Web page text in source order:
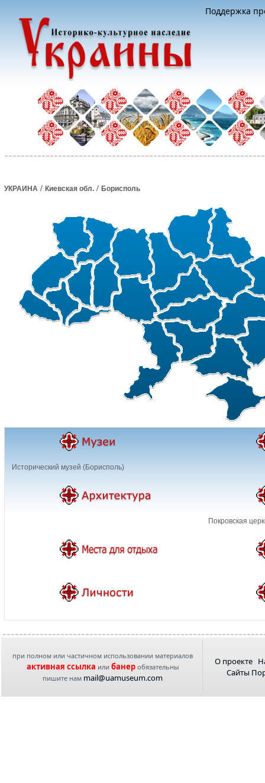
Поддержка
УКРАИНА / Киевская обл. / Борисполь
Исторический музей (Борисполь)
Покровская
при полном или частичном использовании материалов
активная ссылка или банеробязательны
пишите нам mail@uamuseum.com
О проекте
Сайты